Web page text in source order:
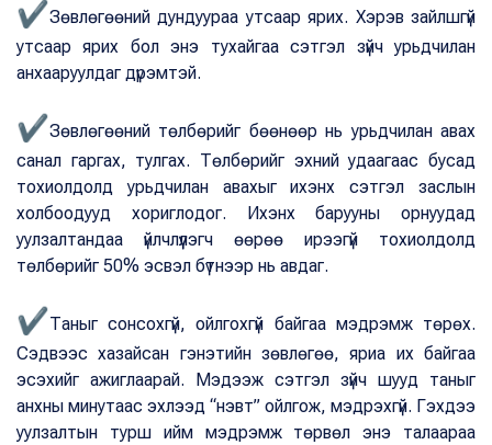
✔Зөвлөгөөний дундуураа утсаар ярих. Хэрэв зайлшгүй
утсаар ярих бол энэ тухайгаа сэтгэл зүйч урьдчилан
анхааруулдаг дүрэмтэй.
✔Зөвлөгөөний төлбөрийг бөөнөөр нь урьдчилан авах
санал гаргах, тулгах. Төлбөрийг эхний удаагаас бусад
тохиолдолд урьдчилан авахыг ихэнх сэтгэл заслын
холбоодууд хориглодог. Ихэнх барууны орнуудад
уулзалтандаа үйлчлүүлэгч өөрөө ирээгүй тохиолдолд
төлбөрийг 50% эсвэл бүтнээр нь авдаг.
✔Таныг сонсохгүй, ойлгохгүй байгаа мэдрэмж төрөх.
Сэдвээс хазайсан гэнэтийн зөвлөгөө, яриа их байгаа
эсэхийг ажиглаарай. Мэдээж сэтгэл зүйч шууд таныг
анхны минутаас эхлээд “нэвт” ойлгож, мэдрэхгүй. Гэхдээ
уулзалтын турш ийм мэдрэмж төрвөл энэ талаараа